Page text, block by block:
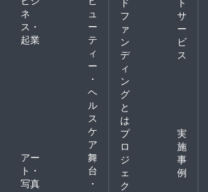
ネ
ス・
起業
ュ
ー
テ
ィ
ー
・
ヘ
ル
ス
ケ
ア
アー
ト・
写真
舞
台
・
フ
ァ
ン
デ
ィ
ン
グ
と
は
サ
ー
ビ
ス
プ
ロ
ジ
ェ
ク
実
施
事
例